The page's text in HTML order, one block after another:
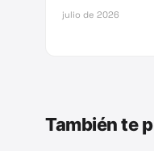
julio de 2026
También te